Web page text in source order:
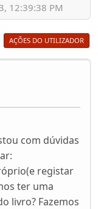
12:39:38 PM
AÇÕES DO UTILIZADOR
com dúvidas
registar
ter uma
livro? Fazemos